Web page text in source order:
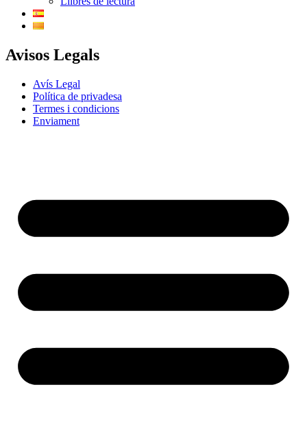
Avisos Legals
Avís Legal
Política de privadesa
Termes i condicions
Enviament